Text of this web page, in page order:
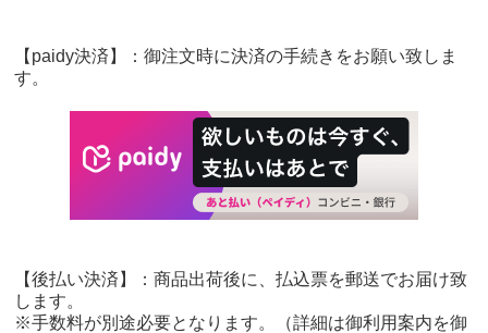
【paidy決済】：御注文時に決済の手続きをお願い致しま
す。
【後払い決済】：商品出荷後に、払込票を郵送でお届け致
します。
※手数料が別途必要となります。（詳細は御利用案内を御